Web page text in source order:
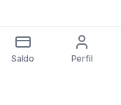
Saldo Perfil